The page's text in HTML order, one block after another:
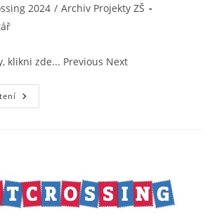
2024 / Archiv Projekty ZŠ
klikni zde... Previous Next